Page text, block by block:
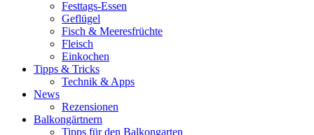
Festtags-Essen
Geflügel
Fisch & Meeresfrüchte
Fleisch
Einkochen
Tipps & Tricks
Technik & Apps
News
Rezensionen
Balkongärtnern
Tipps für den Balkongarten